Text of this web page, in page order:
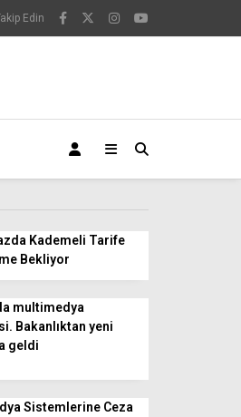
Edin
Kademeli Tarife
Bekliyor
multimedya
Bakanlıktan yeni
geldi
Sistemlerine Ceza